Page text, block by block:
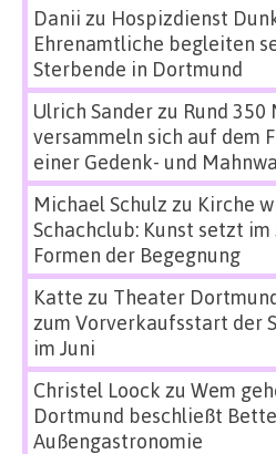
Danii zu Hospizdienst
Ehrenamtliche begleiten
Sterbende in Dortmund
Ulrich Sanderzu Rund 350
versammeln sich auf dem
einer Gedenk- und
Michael Schulz zu Kirche
Schachclub: Kunst setzt im
Formen der Begegnung
Katte zu Theater
zum Vorverkaufsstart der
im Juni
Christel Loock zu Wem
Dortmund beschließt
Außengastronomie